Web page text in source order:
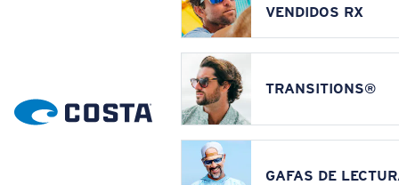
VENDIDOS RX
TRANSITIONS®
GAFAS DE